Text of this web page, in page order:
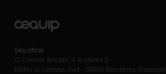
Seu ofical
C/ Llorens Artigas, 4-6, planta 0
Edifici U, Campus Sud - 08028 Barcelona (Espanya)